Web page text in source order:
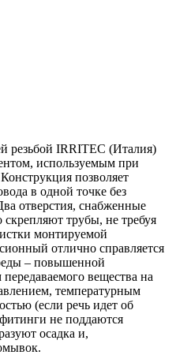
резьбой IRRITEC (Италия)
используемым при
позволяет
в одной точке без
отверстия, снабженные
трубы, не требуя
монтируемой
отлично справляется
– повышенной
вещества на
температурным
(если речь идет об
не поддаются
осадка и,